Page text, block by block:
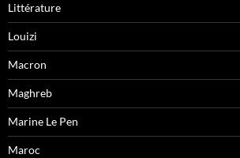
Littérature
Louizi
Macron
Maghreb
Marine Le Pen
Maroc